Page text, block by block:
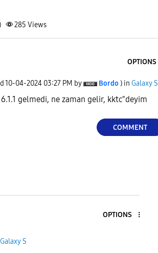
285 Views
OPTIONS
‎10-04-2024 03:27 PM by Bordo ) in Galaxy S
gelmedi, ne zaman gelir, kktc"deyim
COMMENT
OPTIONS
Galaxy S